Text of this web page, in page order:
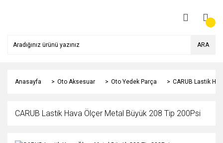
ARA
Anasayfa Oto Aksesuar Oto Yedek Parça CARUB Lastik
CARUB Lastik Hava Ölçer Metal Büyük 208 Tip 200Psi